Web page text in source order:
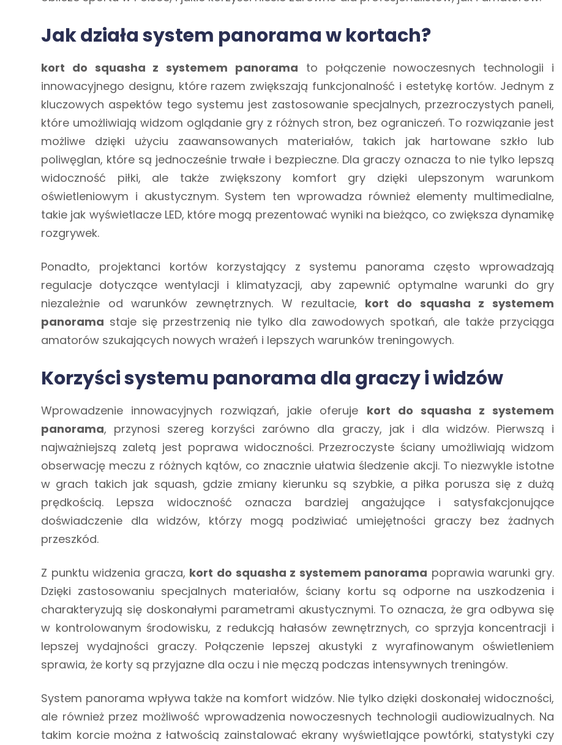
Jak działa system panorama w kortach?
kort do squasha z systemem panorama to połączenie nowoczesnych technologii i
innowacyjnego designu, które razem zwiększają funkcjonalność i estetykę kortów. Jednym z
kluczowych aspektów tego systemu jest zastosowanie specjalnych, przezroczystych paneli,
które umożliwiają widzom oglądanie gry z różnych stron, bez ograniczeń. To rozwiązanie jest
możliwe dzięki użyciu zaawansowanych materiałów, takich jak hartowane szkło lub
poliwęglan, które są jednocześnie trwałe i bezpieczne. Dla graczy oznacza to nie tylko lepszą
widoczność piłki, ale także zwiększony komfort gry dzięki ulepszonym warunkom
oświetleniowym i akustycznym. System ten wprowadza również elementy multimedialne,
takie jak wyświetlacze LED, które mogą prezentować wyniki na bieżąco, co zwiększa dynamikę
rozgrywek.
Ponadto, projektanci kortów korzystający z systemu panorama często wprowadzają
regulacje dotyczące wentylacji i klimatyzacji, aby zapewnić optymalne warunki do gry
niezależnie od warunków zewnętrznych. W rezultacie, kort do squasha z systemem
panorama staje się przestrzenią nie tylko dla zawodowych spotkań, ale także przyciąga
amatorów szukających nowych wrażeń i lepszych warunków treningowych.
Korzyści systemu panorama dla graczy i widzów
Wprowadzenie innowacyjnych rozwiązań, jakie oferuje kort do squasha z systemem
panorama, przynosi szereg korzyści zarówno dla graczy, jak i dla widzów. Pierwszą i
najważniejszą zaletą jest poprawa widoczności. Przezroczyste ściany umożliwiają widzom
obserwację meczu z różnych kątów, co znacznie ułatwia śledzenie akcji. To niezwykle istotne
w grach takich jak squash, gdzie zmiany kierunku są szybkie, a piłka porusza się z dużą
prędkością. Lepsza widoczność oznacza bardziej angażujące i satysfakcjonujące
doświadczenie dla widzów, którzy mogą podziwiać umiejętności graczy bez żadnych
przeszkód.
Z punktu widzenia gracza, kort do squasha z systemem panorama poprawia warunki gry.
Dzięki zastosowaniu specjalnych materiałów, ściany kortu są odporne na uszkodzenia i
charakteryzują się doskonałymi parametrami akustycznymi. To oznacza, że gra odbywa się
w kontrolowanym środowisku, z redukcją hałasów zewnętrznych, co sprzyja koncentracji i
lepszej wydajności graczy. Połączenie lepszej akustyki z wyrafinowanym oświetleniem
sprawia, że korty są przyjazne dla oczu i nie męczą podczas intensywnych treningów.
System panorama wpływa także na komfort widzów. Nie tylko dzięki doskonałej widoczności,
ale również przez możliwość wprowadzenia nowoczesnych technologii audiowizualnych. Na
takim korcie można z łatwością zainstalować ekrany wyświetlające powtórki, statystyki czy